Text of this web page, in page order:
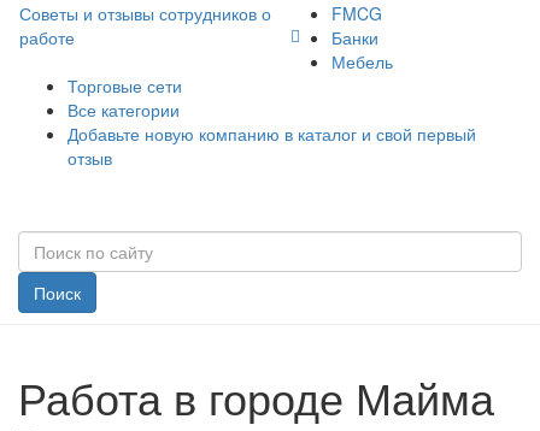
Советы и отзывы сотрудников о
работе
FMCG
Банки
Мебель
Торговые сети
Все категории
Добавьте новую компанию в каталог и свой первый
отзыв
Поиск
Работа в городе Майма